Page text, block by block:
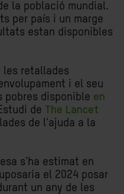
la població mundial.
per país i un marge
estan disponibles
les retallades
i el seu
pobres disponible en
de The Lancet
de l'ajuda a la
s'ha estimat en
el 2024 posar
un any de les